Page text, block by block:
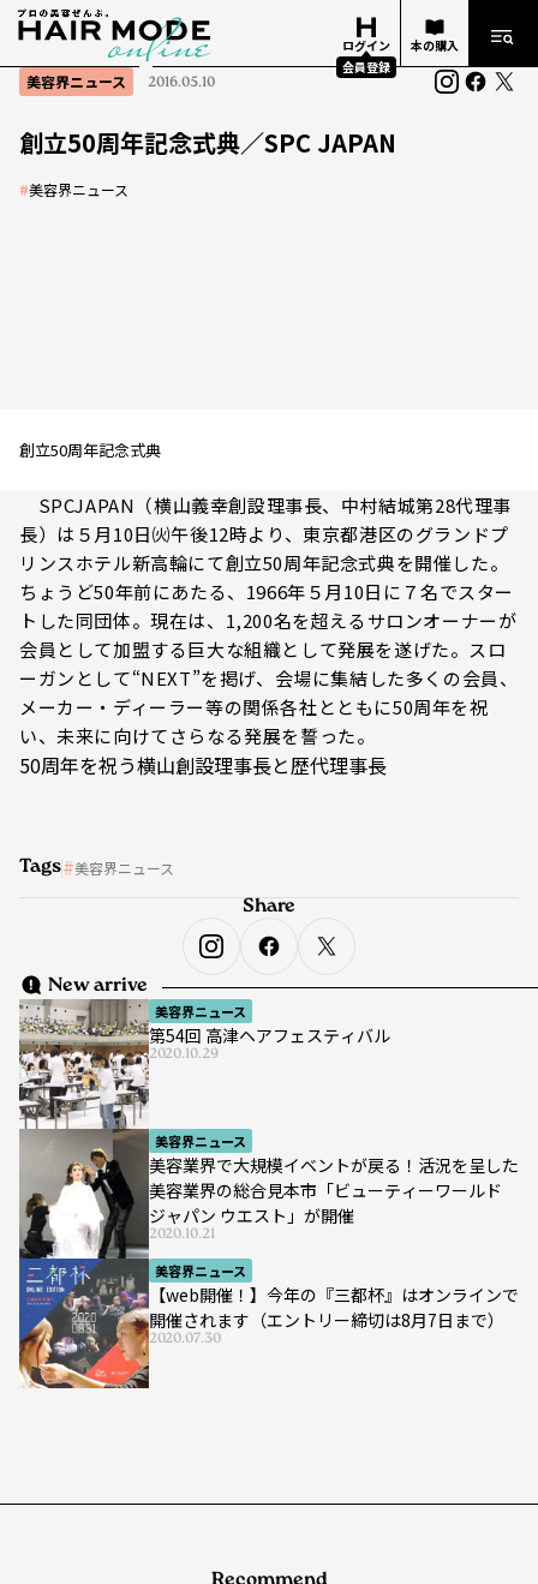
ログイン
会員登録
本の購入
美容界ニュース 2016.05.10
創立50周年記念式典／SPC JAPAN
#美容界ニュース
創立50周年記念式典
SPCJAPAN（横山義幸創設理事長、中村結城第28代理事
長）は５月10日㈫午後12時より、東京都港区のグランドプ
リンスホテル新高輪にて創立50周年記念式典を開催した。
ちょうど50年前にあたる、1966年５月10日に７名でスター
トした同団体。現在は、1,200名を超えるサロンオーナーが
会員として加盟する巨大な組織として発展を遂げた。スロ
ーガンとして“NEXT”を掲げ、会場に集結した多くの会員、
メーカー・ディーラー等の関係各社とともに50周年を祝
い、未来に向けてさらなる発展を誓った。
50周年を祝う横山創設理事長と歴代理事長
Tags 美容界ニュース
New arrive
美容界ニュース
第54回 高津ヘアフェスティバル
2020.10.29
美容界ニュース
美容業界で大規模イベントが戻る！活況を呈した
美容業界の総合見本市「ビューティーワールド
ジャパン ウエスト」が開催
2020.10.21
美容界ニュース
【web開催！】今年の『三都杯』はオンラインで
開催されます（エントリー締切は8月7日まで）
2020.07.30
Share